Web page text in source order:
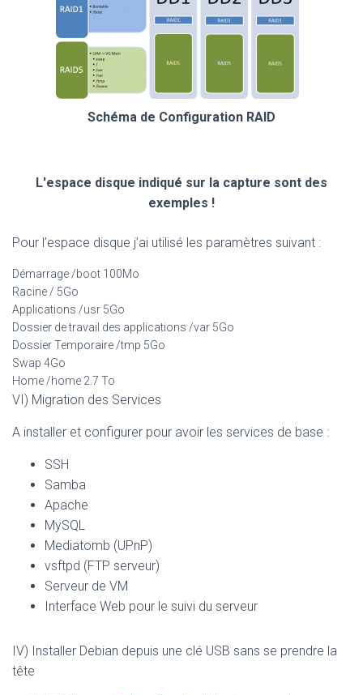
Schéma de Configuration RAID
L'espace disque indiqué sur la capture sont des
exemples !
Pour l’espace disque j’ai utilisé les paramètres suivant :
Démarrage /boot 100Mo
Racine / 5Go
Applications /usr 5Go
Dossier de travail des applications /var 5Go
Dossier Temporaire /tmp 5Go
Swap 4Go
Home /home 2.7 To
VI) Migration des Services
A installer et configurer pour avoir les services de base :
SSH
Samba
Apache
MySQL
Mediatomb (UPnP)
vsftpd (FTP serveur)
Serveur de VM
Interface Web pour le suivi du serveur
IV) Installer Debian depuis une clé USB sans se prendre la
tête